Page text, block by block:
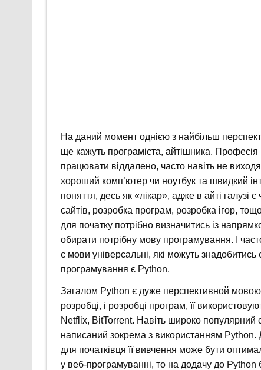
На даний момент однією з найбільш
ще кажуть програміста, айтішника.
працювати віддалено, часто навіть не
хороший комп’ютер чи ноутбук та швидкий
поняття, десь як «лікар», адже в айті галузі
сайтів, розробка програм, розробка ігор,
для початку потрібно визначитись із
обирати потрібну мову програмування. І
є мови універсальні, які можуть
програмування є Python.
Загалом Python є дуже перспективной
розробці, і розробці програм, її
Netflix, BitTorrent. Навіть широко популярний
написаний зокрема з використанням
для початківця її вивчення може бути
у веб-програмуванні, то на додачу до